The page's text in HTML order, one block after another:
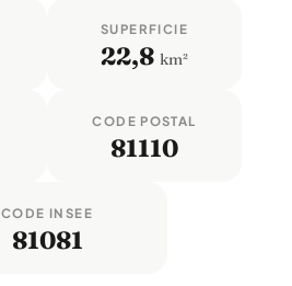
SUPERFICIE
22,8 km²
CODE POSTAL
81110
CODE INSEE
81081